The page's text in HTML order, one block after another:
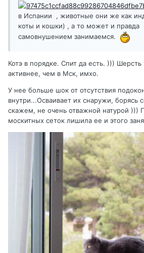
в Испании , животные они же как
коты и кошки) , а то может и правда
самовнушением занимаемся.
Котэ в порядке. Спит да есть. ))) Шерсть
активнее, чем в Мск, имхо.
У нее больше шок от отсутствия
внутри...Осваивает их снаружи, борясь
скажем, не очень отважной натурой )))
москитных сеток лишила ее и этого